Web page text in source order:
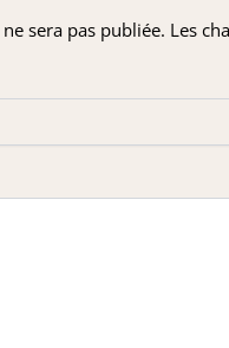
sera pas publiée. Les